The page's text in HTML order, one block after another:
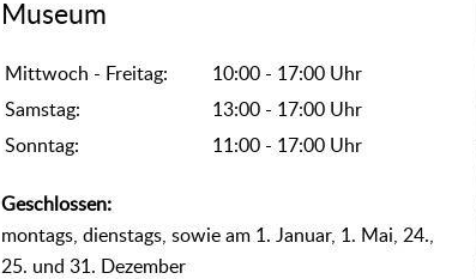
Museum
Mittwoch - Freitag:
10:00 - 17:00 Uhr
Samstag:
13:00 - 17:00 Uhr
Sonntag:
11:00 - 17:00 Uhr
Geschlossen:
montags, dienstags, sowie am 1. Januar, 1. Mai, 24.,
25. und 31. Dezember